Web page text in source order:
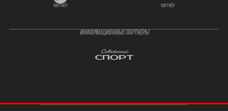
партнёр партнёр
ИНФОРМАЦИОННЫЕ ПАРТНЁРЫ